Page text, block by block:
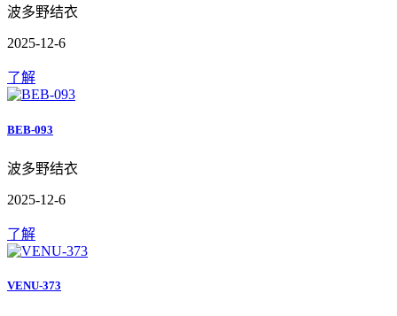
波多野结衣
2025-12-6
了解
BEB-093
波多野结衣
2025-12-6
了解
VENU-373